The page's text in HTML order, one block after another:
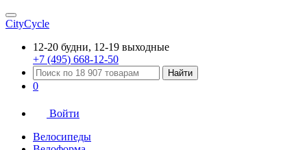
CityCycle
12-20 будни, 12-19 выходные
+7 (495) 668-12-50
Найти
0
Войти
Велосипеды